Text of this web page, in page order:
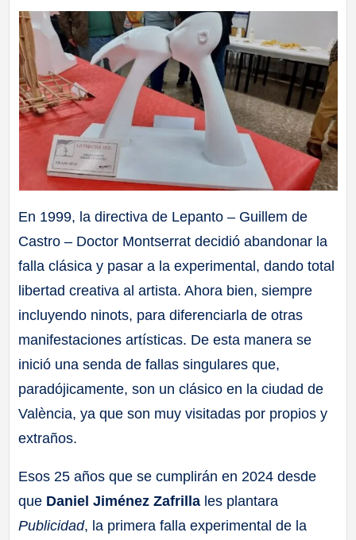
En 1999, la directiva de Lepanto – Guillem de
Castro – Doctor Montserrat decidió abandonar la
falla clásica y pasar a la experimental, dando total
libertad creativa al artista. Ahora bien, siempre
incluyendo ninots, para diferenciarla de otras
manifestaciones artísticas. De esta manera se
inició una senda de fallas singulares que,
paradójicamente, son un clásico en la ciudad de
València, ya que son muy visitadas por propios y
extraños.
Esos 25 años que se cumplirán en 2024 desde
que Daniel Jiménez Zafrilla les plantara
Publicidad, la primera falla experimental de la